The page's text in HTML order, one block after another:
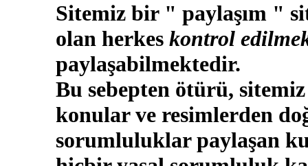
Sitemiz bir " paylaşım "
olan herkeskontrol
paylaşabilmektedir.
Bu sebepten ötürü,
konular ve resimlerden
sorumluluklar paylaşan